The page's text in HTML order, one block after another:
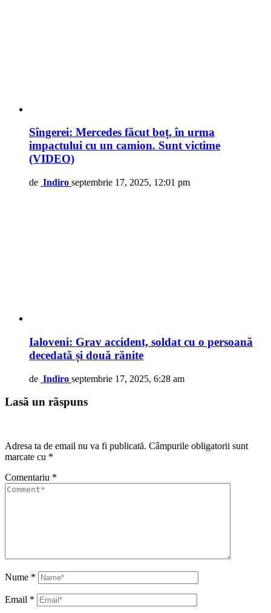
Sîngerei: Mercedes făcut boț, în urma
impactului cu un camion. Sunt victime
(VIDEO)
de Indiro septembrie 17, 2025, 12:01 pm
Ialoveni: Grav accident, soldat cu o persoană
decedată și două rănite
de Indiro septembrie 17, 2025, 6:28 am
Lasă un răspuns
Adresa ta de email nu va fi publicată. Câmpurile obligatorii sunt
marcate cu *
Comentariu *
Nume *
Email *